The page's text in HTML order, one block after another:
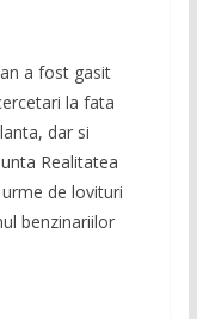
a fost gasit
la fata
dar si
Realitatea
de lovituri
benzinariilor